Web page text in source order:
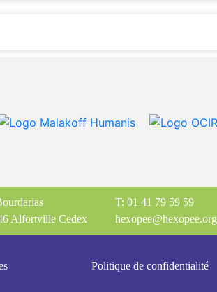
Alfortville Cedex
T: 01 41 79 59 59
hexopee@hexopee.org
Politique de confidentialité